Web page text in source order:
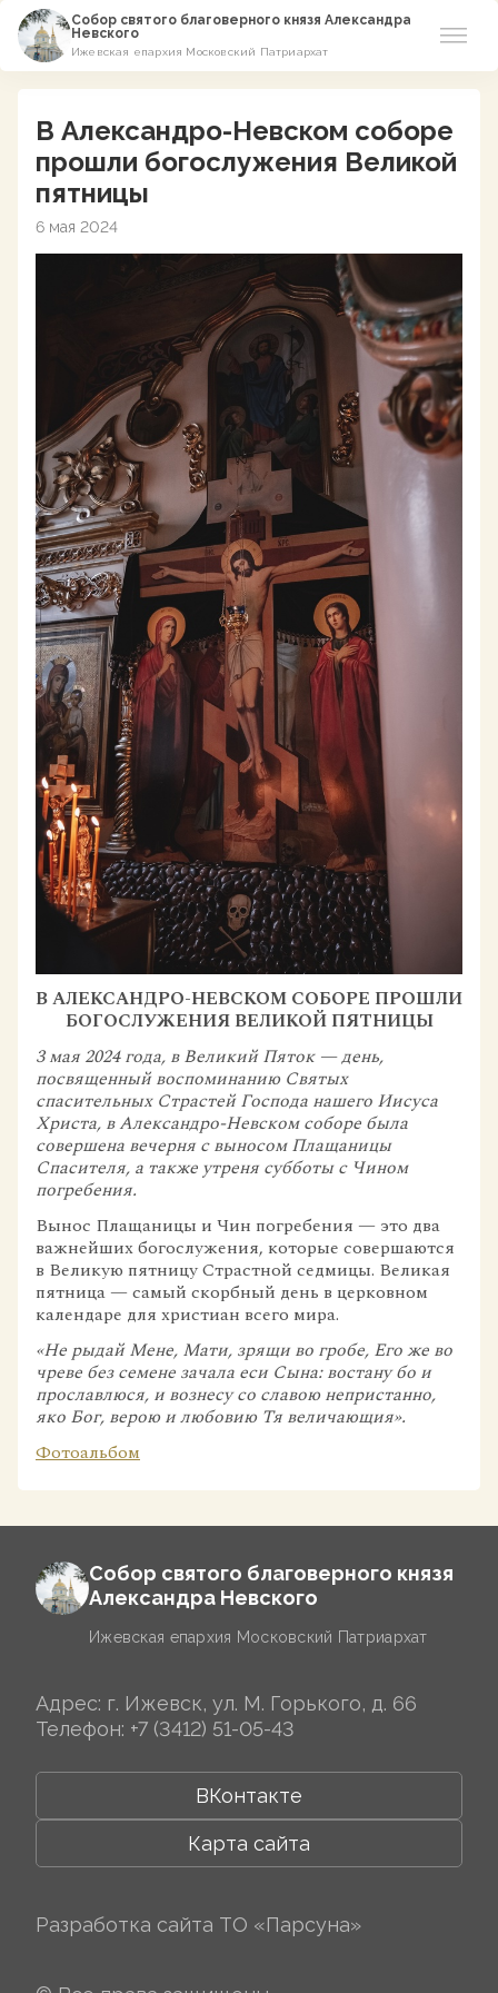
Собор святого благоверного князя Александра
Невского
Ижевская епархия Московский Патриархат
Азы Православия
Расписание
Пожертвование
Контакты
В Александро-Невском соборе
прошли богослужения Великой
пятницы
6 мая 2024
В АЛЕКСАНДРО-НЕВСКОМ СОБОРЕ ПРОШЛИ
БОГОСЛУЖЕНИЯ ВЕЛИКОЙ ПЯТНИЦЫ
3 мая 2024 года, в Великий Пяток — день,
посвященный воспоминанию Святых
спасительных Страстей Господа нашего Иисуса
Христа, в Александро-Невском соборе была
совершена вечерня с выносом Плащаницы
Спасителя, а также утреня субботы с Чином
погребения.
Вынос Плащаницы и Чин погребения — это два
важнейших богослужения, которые совершаются
в Великую пятницу Страстной седмицы. Великая
пятница — самый скорбный день в церковном
календаре для христиан всего мира.
«Не рыдай Мене, Мати, зрящи во гробе, Его же во
чреве без семене зачала еси Сына: востану бо и
прославлюся, и вознесу со славою непристанно,
яко Бог, верою и любовию Тя величающия».
Фотоальбом
Собор святого благоверного князя
Александра Невского
Ижевская епархия Московский Патриархат
Адрес: г. Ижевск, ул. М. Горького, д. 66
Телефон: +7 (3412) 51-05-43
ВКонтакте
Карта сайта
Разработка сайта ТО «Парсуна»